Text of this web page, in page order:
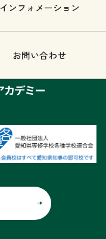
インフォメーション
お問い合わせ